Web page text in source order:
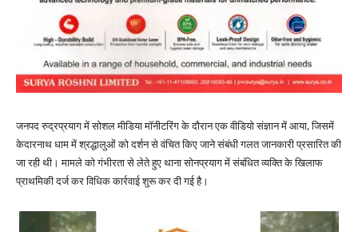
जनपद रुद्रप्रयाग में सोशल मीडिया मॉनीटरिंग के दौरान एक वीडियो संज्ञान में आया, जिसमें
केदारनाथ धाम में श्रद्धालुओं को दर्शन से वंचित किए जाने संबंधी गलत जानकारी प्रसारित की
जा रही थी। मामले को गंभीरता से लेते हुए थाना सोनप्रयाग में संबंधित व्यक्ति के खिलाफ
प्राथमिकी दर्ज कर विधिक कार्रवाई शुरू कर दी गई है।